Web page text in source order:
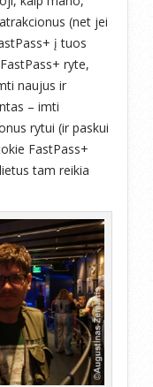
(net jei
į tuos
ryte,
naujus ir
– imti
rytui (ir paskui
FastPass+
tam reikia